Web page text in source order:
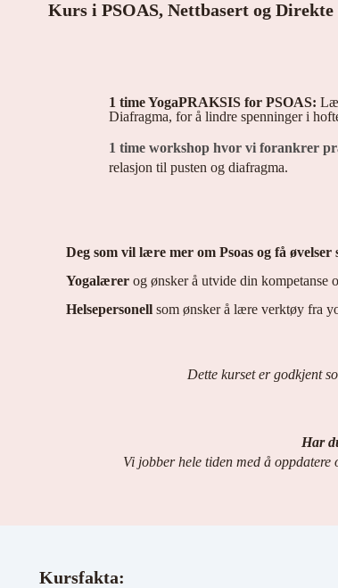
Kurs i PSOAS, Nettbasert og
1 time YogaPRAKSIS for PSOAS:
Diafragma, for å lindre spenninger i
1 time workshop hvor vi forankrer
relasjon til pusten og diafragma.
Deg som vil lære mer om Psoas og få
Yogalærer og ønsker å utvide din kompetanse
Helsepersonell som ønsker å lære verktøy fra
Dette kurset er godkjent
Har
Vi jobber hele tiden med å
Kursfakta: